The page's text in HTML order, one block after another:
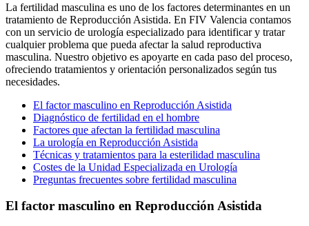
La fertilidad masculina es uno de los factores determinantes en un
tratamiento de Reproducción Asistida. En FIV Valencia contamos
con un servicio de urología especializado para identificar y tratar
cualquier problema que pueda afectar la salud reproductiva
masculina. Nuestro objetivo es apoyarte en cada paso del proceso,
ofreciendo tratamientos y orientación personalizados según tus
necesidades.
El factor masculino en Reproducción Asistida
Diagnóstico de fertilidad en el hombre
Factores que afectan la fertilidad masculina
La urología en Reproducción Asistida
Técnicas y tratamientos para la esterilidad masculina
Costes de la Unidad Especializada en Urología
Preguntas frecuentes sobre fertilidad masculina
El factor masculino en Reproducción Asistida